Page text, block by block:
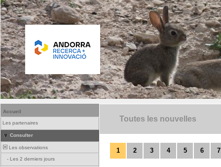
Accueil
Les partenaires
Consulter
Les observations
- Les 2 derniers jours
Toutes les nouvelles
1 2 3 4 5 6 7